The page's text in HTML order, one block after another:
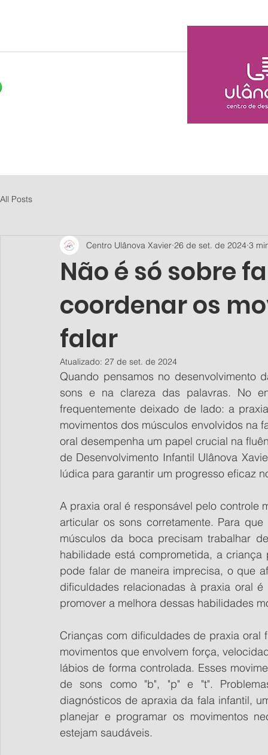
All Posts
Não é só sobre
coordenar os
falar
Centro Ulânova Xavier 26 de set. de 2024 3
Atualizado: 27 de set. de 2024
Quando pensamos no desenvolvimento
sons e na clareza das palavras. No
frequentemente deixado de lado: a
movimentos dos músculos envolvidos na
oral desempenha um papel crucial na
de Desenvolvimento Infantil Ulânova
lúdica para garantir um progresso eficaz
A praxia oral é responsável pelo controle
articular os sons corretamente. Para
músculos da boca precisam trabalhar
habilidade está comprometida, a
pode falar de maneira imprecisa, o que
dificuldades relacionadas à praxia oral
promover a melhora dessas habilidades
Crianças com dificuldades de praxia oral
movimentos que envolvem força,
lábios de forma controlada. Esses
de sons como "b", "p" e "t".
diagnósticos de apraxia da fala infantil,
planejar e programar os movimentos
estejam saudáveis.